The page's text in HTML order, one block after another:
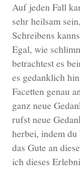
Auf jeden Fall
sehr heilsam
Schreibens
Egal, wie
betrachtest es
es gedanklich
Facetten genau
ganz neue
rufst neue
herbei, indem du
das Gute an
ich dieses